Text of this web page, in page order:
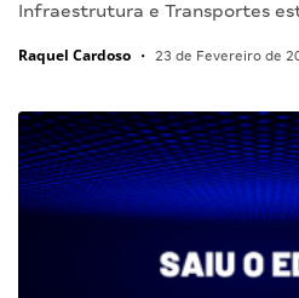
Infraestrutura e Transportes
Raquel Cardoso • 23 de Fevereiro de